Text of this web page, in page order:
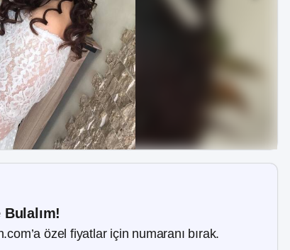
Bulalım!
özel fiyatlar için numaranı bırak.